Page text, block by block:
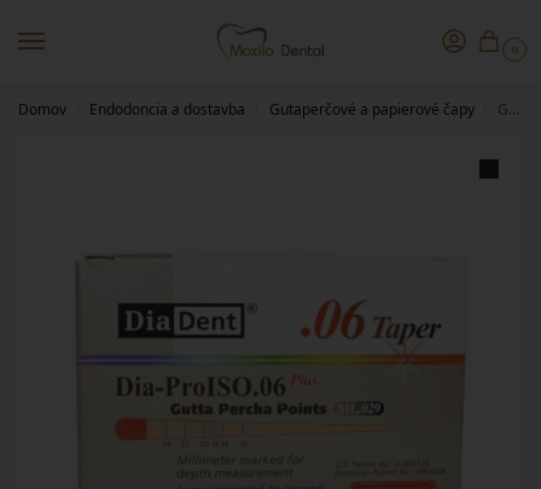
0
Domov Endodoncia a dostavba Gutaperčové a papierové čapy Gutta Percha 06/80 DiaDent